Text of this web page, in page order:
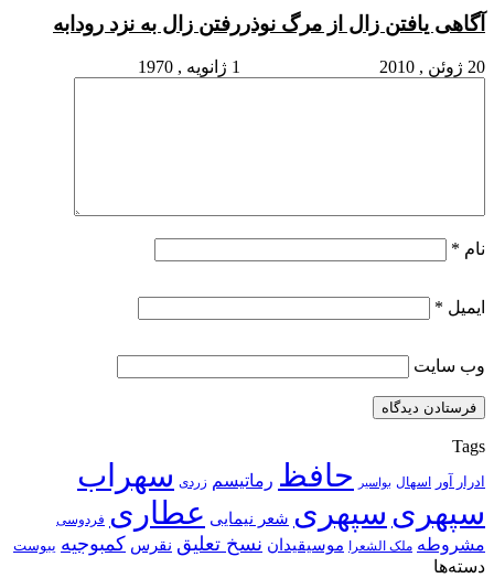
آگاهى یافتن زال از مرگ نوذر
20 ژوئن , 2010
رفتن زال به نزد رودابه
1 ژانویه , 1970
نام *
ایمیل *
وب‌ سایت
Tags
ادرار آور اسهال بواسیر حافظ رماتیسم زردی سهراب
سپهری سپهری شعر نیمایی عطاری فردوسی
مشروطه ملک الشعرا موسیقیدان نسخ تعلیق نقرس کمبوجیه یبوست
دسته‌ها